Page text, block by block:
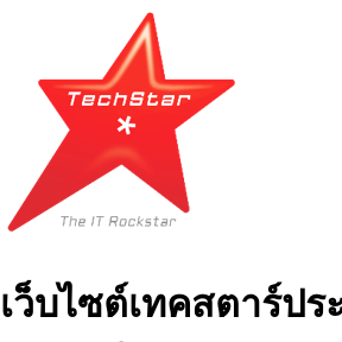
เว็บไซต์เทคสตาร์ปร